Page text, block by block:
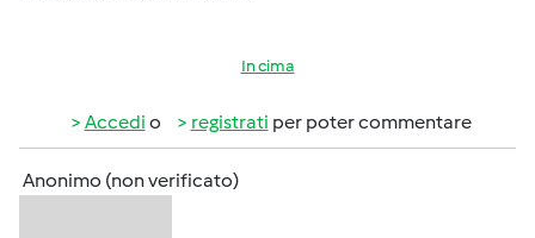
In cima
Accedi o registrati per poter commentare
Anonimo (non verificato)